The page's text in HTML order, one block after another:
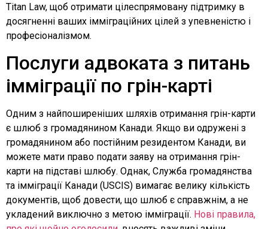
Titan Law, щоб отримати цілеспрямовану підтримку в
досягненні ваших імміграційних цілей з упевненістю і
професіоналізмом.
Послуги адвоката з питань
імміграції по грін-карті
Одним з найпоширеніших шляхів отримання грін-карти
є шлюб з громадянином Канади. Якщо ви одружені з
громадянином або постійним резидентом Канади, ви
можете мати право подати заяву на отримання грін-
карти на підставі шлюбу. Однак, Служба громадянства
та імміграції Канади (USCIS) вимагає велику кількість
документів, щоб довести, що шлюб є справжнім, а не
укладений виключно з метою імміграції. Нові правила,